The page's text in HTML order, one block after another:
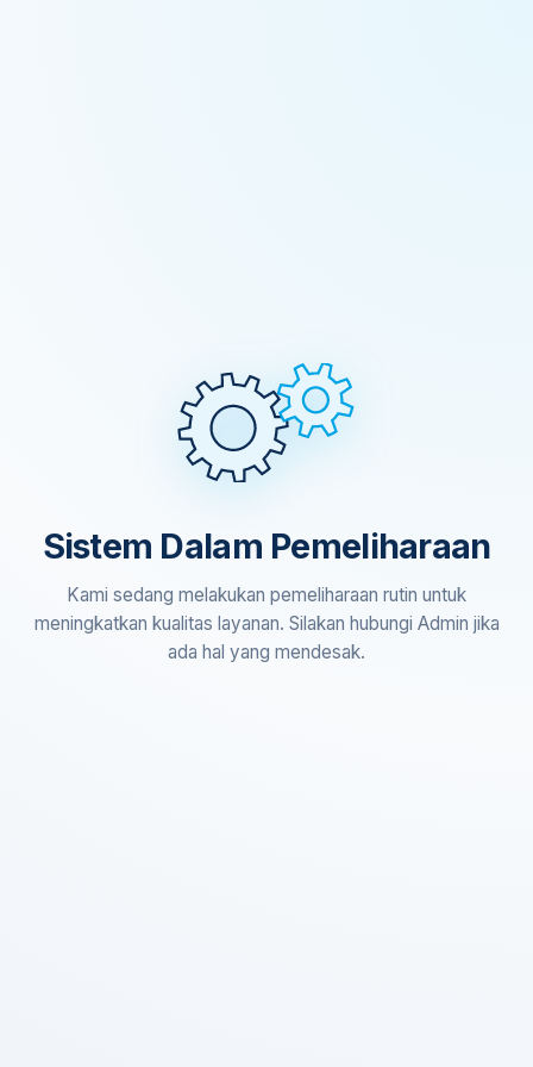
Sistem Dalam Pemeliharaan
Kami sedang melakukan pemeliharaan rutin untuk
meningkatkan kualitas layanan. Silakan hubungi Admin jika
ada hal yang mendesak.